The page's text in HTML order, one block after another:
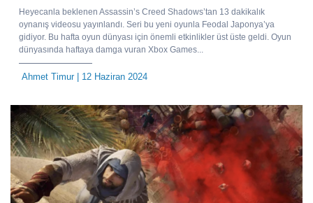
Heyecanla beklenen Assassin’s Creed Shadows’tan 13 dakikalık
oynanış videosu yayınlandı. Seri bu yeni oyunla Feodal Japonya’ya
gidiyor. Bu hafta oyun dünyası için önemli etkinlikler üst üste geldi. Oyun
dünyasında haftaya damga vuran Xbox Games...
Ahmet Timur| 12 Haziran 2024